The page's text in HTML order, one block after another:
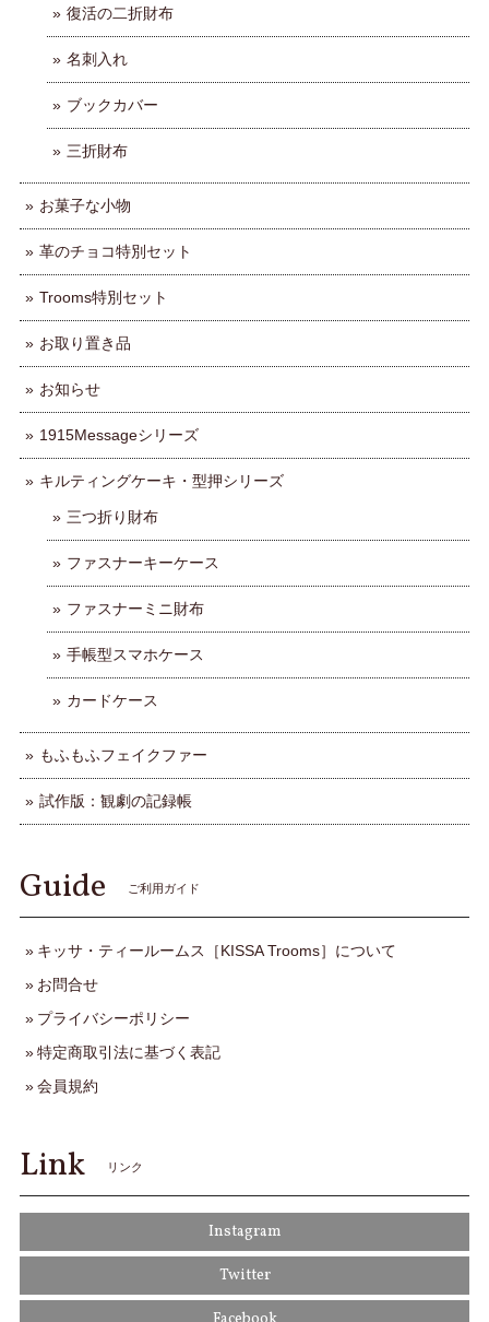
復活の二折財布
名刺入れ
ブックカバー
三折財布
お菓子な小物
革のチョコ特別セット
Trooms特別セット
お取り置き品
お知らせ
1915Messageシリーズ
キルティングケーキ・型押シリーズ
三つ折り財布
ファスナーキーケース
ファスナーミニ財布
手帳型スマホケース
カードケース
もふもふフェイクファー
試作版：観劇の記録帳
Guide ご利用ガイド
キッサ・ティールームス［KISSA Trooms］について
お問合せ
プライバシーポリシー
特定商取引法に基づく表記
会員規約
Link リンク
Instagram
Twitter